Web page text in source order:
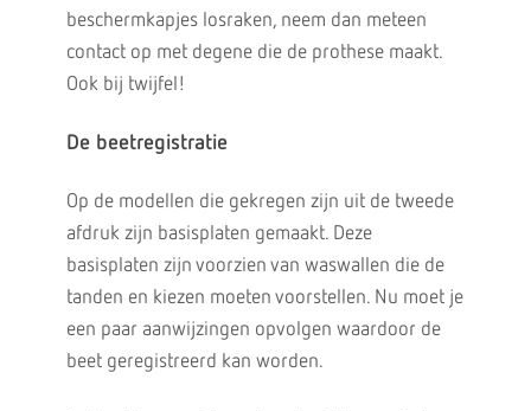
beschermkapjes losraken, neem dan meteen
contact op met degene die de prothese maakt.
Ook bij twijfel!
De beetregistratie
Op de modellen die gekregen zijn uit de tweede
afdruk zijn basisplaten gemaakt. Deze
basisplaten zijn voorzien van waswallen die de
tanden en kiezen moeten voorstellen. Nu moet je
een paar aanwijzingen opvolgen waardoor de
beet geregistreerd kan worden.